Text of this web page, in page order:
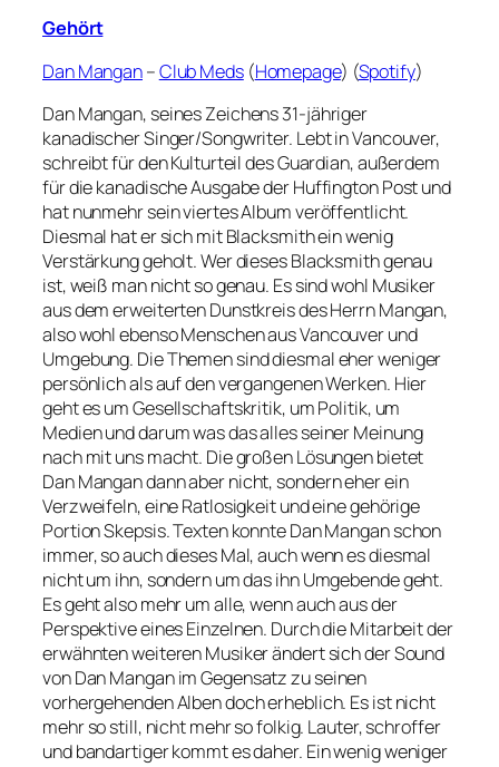
Gehört
Dan Mangan–Club Meds(Homepage) (Spotify)
Dan Mangan, seines Zeichens 31-jähriger
kanadischer Singer/Songwriter. Lebt in Vancouver,
schreibt für den Kulturteil des Guardian, außerdem
für die kanadische Ausgabe der Huffington Post und
hat nunmehr sein viertes Album veröffentlicht.
Diesmal hat er sich mit Blacksmith ein wenig
Verstärkung geholt. Wer dieses Blacksmith genau
ist, weiß man nicht so genau. Es sind wohl Musiker
aus dem erweiterten Dunstkreis des Herrn Mangan,
also wohl ebenso Menschen aus Vancouver und
Umgebung. Die Themen sind diesmal eher weniger
persönlich als auf den vergangenen Werken. Hier
geht es um Gesellschaftskritik, um Politik, um
Medien und darum was das alles seiner Meinung
nach mit uns macht. Die großen Lösungen bietet
Dan Mangan dann aber nicht, sondern eher ein
Verzweifeln, eine Ratlosigkeit und eine gehörige
Portion Skepsis. Texten konnte Dan Mangan schon
immer, so auch dieses Mal, auch wenn es diesmal
nicht um ihn, sondern um das ihn Umgebende geht.
Es geht also mehr um alle, wenn auch aus der
Perspektive eines Einzelnen. Durch die Mitarbeit der
erwähnten weiteren Musiker ändert sich der Sound
von Dan Mangan im Gegensatz zu seinen
vorhergehenden Alben doch erheblich. Es ist nicht
mehr so still, nicht mehr so folkig. Lauter, schroffer
und bandartiger kommt es daher. Ein wenig weniger